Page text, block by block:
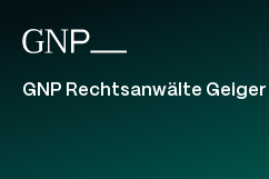
GNP Rechtsanwälte